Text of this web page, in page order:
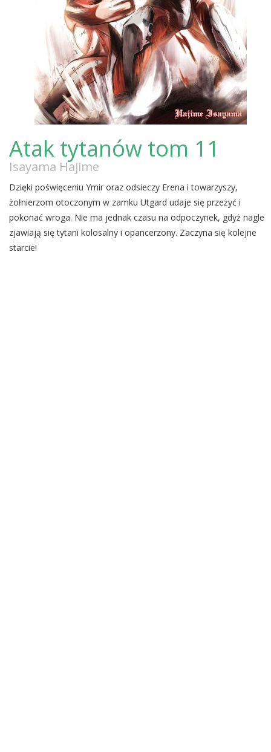
Atak tytanów tom 11
Isayama Hajime
Dzięki poświęceniu Ymir oraz odsieczy Erena i towarzyszy,
żołnierzom otoczonym w zamku Utgard udaje się przeżyć i
pokonać wroga. Nie ma jednak czasu na odpoczynek, gdyż nagle
zjawiają się tytani kolosalny i opancerzony. Zaczyna się kolejne
starcie!